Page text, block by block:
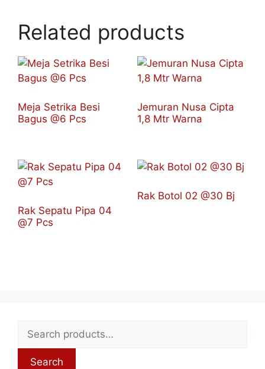
Related products
Meja Setrika Besi
Bagus @6 Pcs
Jemuran Nusa Cipta
1,8 Mtr Warna
Rak Sepatu Pipa 04
@7 Pcs
Rak Botol 02 @30 Bj
Search